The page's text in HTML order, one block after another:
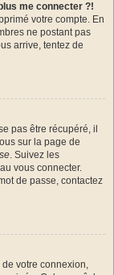
me connecter ?!
votre compte. En
ne postant pas
arrive, tentez de
pas être récupéré, il
sur la page de
. Suivez les
vous connecter.
de passe, contactez
de votre connexion,